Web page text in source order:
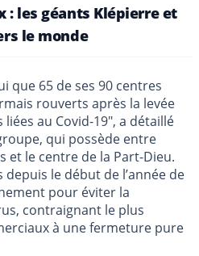
: les géants Klépierre et
le monde
que 65 de ses 90 centres
rouverts après la levée
au Covid-19", a détaillé
qui possède entre
et le centre de la Part-Dieu.
le début de l’année de
pour éviter la
contraignant le plus
à une fermeture pure